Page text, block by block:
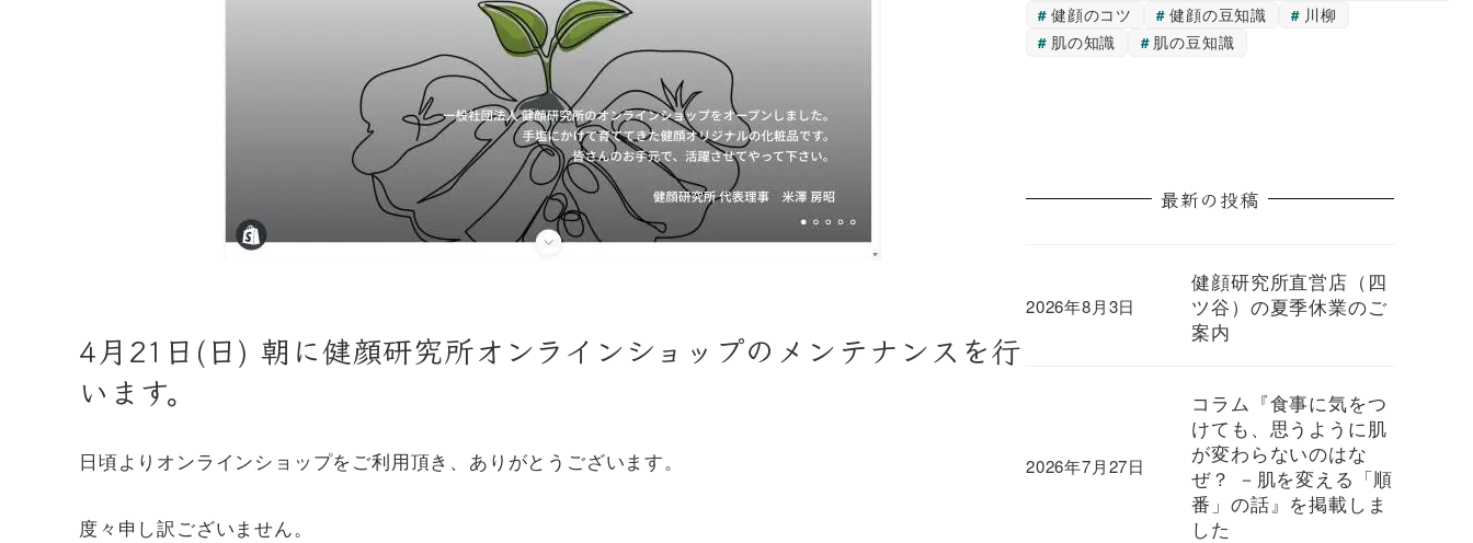
4月21日(日) 朝に健顔研究所オンラインショップのメンテナンスを行
います。
日頃よりオンラインショップをご利用頂き、ありがとうございます。
度々申し訳ございません。
健顔のコツ
健顔の豆知識
川柳
肌の知識
肌の豆知識
最新の投稿
健顔研究所直営店（四
ツ谷）の夏季休業のご
案内
2026年8月3日
コラム『食事に気をつ
けても、思うように肌
が変わらないのはな
ぜ？ －肌を変える「順
番」の話』を掲載しま
した
2026年7月27日